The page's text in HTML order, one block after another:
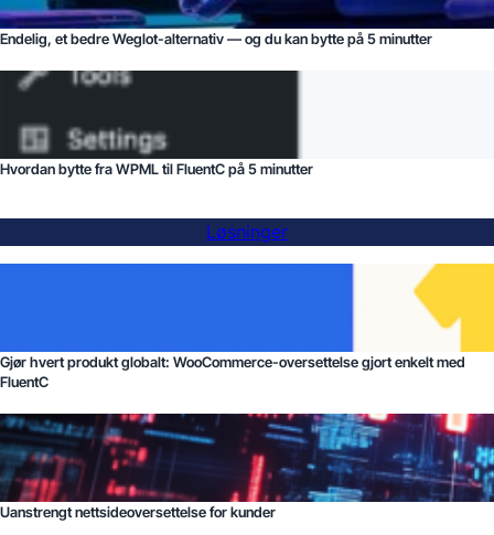
Endelig, et bedre Weglot-alternativ — og du kan bytte på 5 minutter
Hvordan bytte fra WPML til FluentC på 5 minutter
Løsninger
Gjør hvert produkt globalt: WooCommerce-oversettelse gjort enkelt med
FluentC
Uanstrengt nettsideoversettelse for kunder